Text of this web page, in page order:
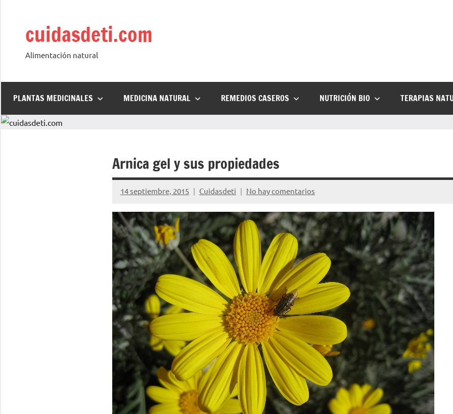
contenidocuidasdeti.com
Alimentación natural
PLANTAS MEDICINALES MEDICINA NATURAL REMEDIOS CASEROS NUTRICIÓN BIO TERAPIAS
Arnica gel y sus propiedades
14 septiembre, 2015 Cuidasdeti No hay comentarios